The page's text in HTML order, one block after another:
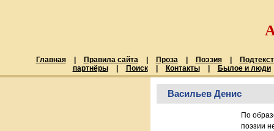
Главная Правила сайта Проза Поэзия
Подтекст
партнёры
Поиск Контакты Былое и люди
Васильев Денис
По
поэзии